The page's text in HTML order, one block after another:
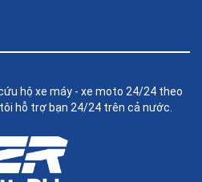
hộ xe máy - xe moto 24/24 theo
hỗ trợ bạn 24/24 trên cả nước.